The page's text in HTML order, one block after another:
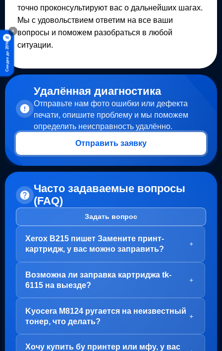
×
%
Скидка до 20%
точно проконсультируют вас о дальнейших шагах.
Мы с удовольствием ответим на все ваши
вопросы и поможем разобраться в любой
ситуации.
Удалённая диагностика
Отправьте нам фото ошибки или дефекта
печати, опишите проблему и мы поможем
определить неисправность удалённо.
Отправить заявку
Часто задаваемые вопросы
(FAQ)
Задать вопрос
Xerox B215 пишет Замените принт-
картридж, у вас можно заправить?
+
В вашем случае, заправка картриджа не требуется.
Проблема с блоком барабана (Принт-картридж), у
него просто закончился ресурс.
Варианта два:
1. Привозите вам, мы его чистим, меняем чип и
Возможна ли заправка картриджа tk-
6115 на выезде?
+
Да, заправка картриджа TK-6115 возможна как в
нашем офисе на Пролетарской, так и на выезде.
Но есть важный момент - первый раз картридж
лучше заправить у нас, чтобы мы могли полностью
Kyocera M8124 ругается на неизвестный
тонер, что делать?
+
Хочу купить бу принтер или мфу, у вас